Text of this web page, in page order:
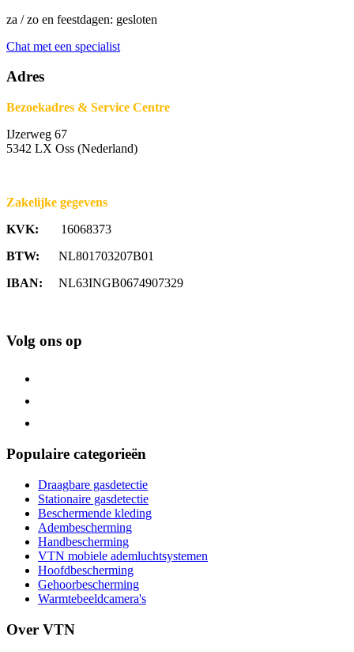
za / zo en feestdagen: gesloten
Chat met een specialist
Adres
Bezoekadres & Service Centre
IJzerweg 67
5342 LX Oss (Nederland)
Zakelijke gegevens
KVK: 16068373
BTW: NL801703207B01
IBAN: NL63INGB0674907329
Volg ons op
Populaire categorieën
Draagbare gasdetectie
Stationaire gasdetectie
Beschermende kleding
Adembescherming
Handbescherming
VTN mobiele ademluchtsystemen
Hoofdbescherming
Gehoorbescherming
Warmtebeeldcamera's
Over VTN